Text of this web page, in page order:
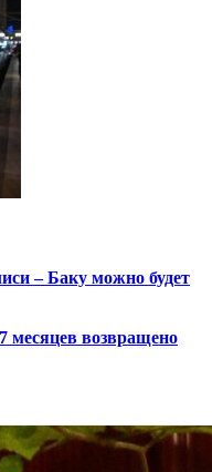
– Баку можно будет
месяцев возвращено